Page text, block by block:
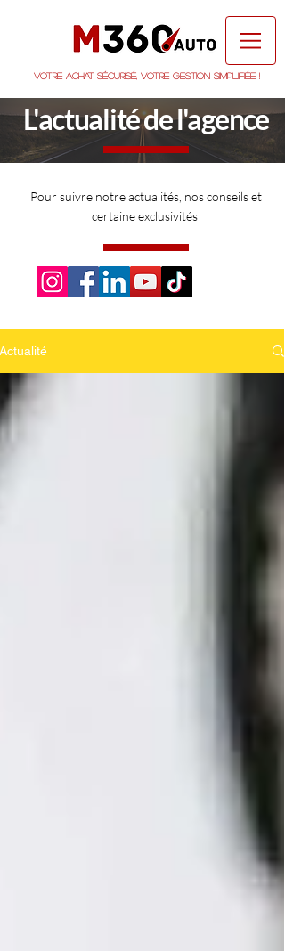
Votre achat sécurisé, votre gestion simplifiée !
L'actualitéde l'agence
Pour suivre notreactualités, nos conseils et
certaine exclusivités
Actualité